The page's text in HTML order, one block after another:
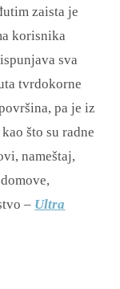
zaista je
korisnika
sva
tvrdokorne
pa je iz
što su radne
nameštaj,
– Ultra